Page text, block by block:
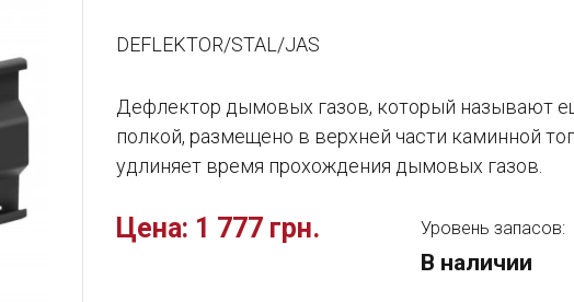
DEFLEKTOR/STAL/JAS
Дефлектор дымовых газов, который называют
полкой, размещено в верхней части каминной
удлиняет время прохождения дымовых газов.
Цена: 1 777 грн. Уровень запасов:
В наличии